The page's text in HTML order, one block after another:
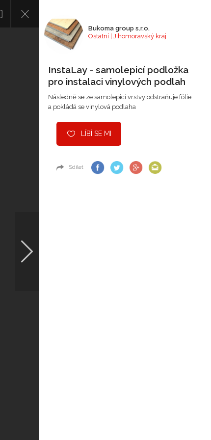
Bukoma group s.r.o.
Ostatní | Jihomoravský kraj
InstaLay - samolepicí podložka
pro instalaci vinylových podlah
Následně se ze samolepicí vrstvy odstraňuje fólie
a pokládá se vinylová podlaha
LÍBÍ SE MI
Sdílet